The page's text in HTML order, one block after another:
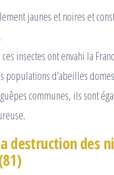
jaunes et noires et
insectes ont envahi la
populations d’abeilles
communes, ils sont
destruction des